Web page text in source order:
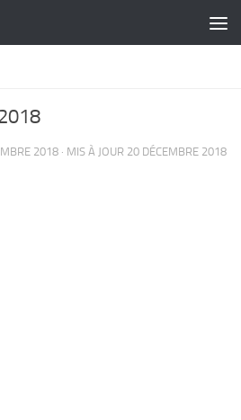
2018 · MIS À JOUR 20 DÉCEMBRE 2018